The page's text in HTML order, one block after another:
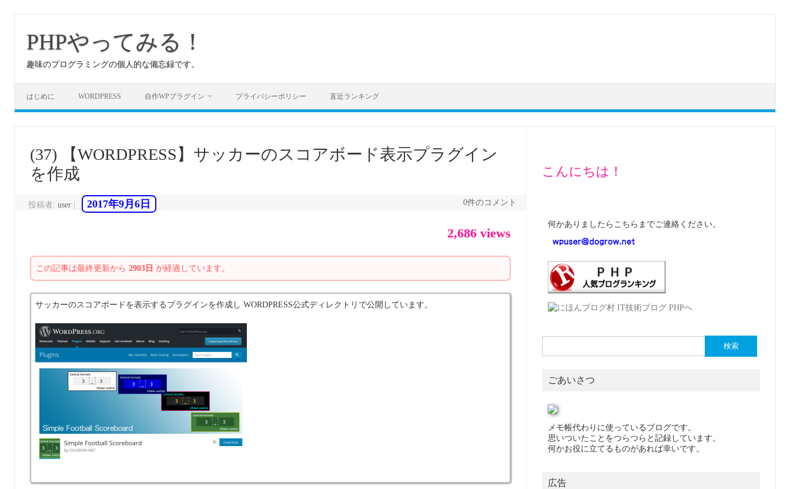
PHPやってみる！
趣味のプログラミングの個人的な備忘録です。
はじめに WORDPRESS 自作WPプラグイン プライバシーポリシー 直近ランキング
(37) 【WORDPRESS】サッカーのスコアボード表示プラグイン
を作成
投稿者: user 2017年9月6日 0件のコメント
2,686 views
この記事は最終更新から 2903日 が経過しています。
サッカーのスコアボードを表示するプラグインを作成し WORDPRESS公式ディレクトリで公開しています。
こんにちは！
何かありましたらこちらまでご連絡ください。
索:
ごあいさつ
メモ帳代わりに使っているブログです。
思いついたことをつらつらと記録しています。
何かお役に立てるものがあれば幸いです。
広告